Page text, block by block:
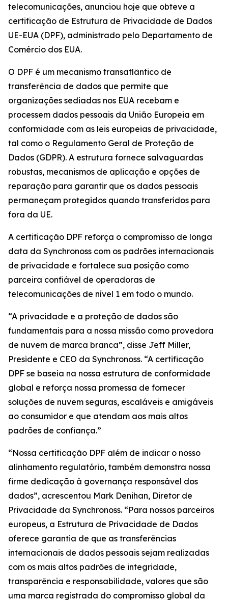
telecomunicações, anunciou hoje que obteve a
certificação de Estrutura de Privacidade de Dados
UE-EUA (DPF), administrado pelo Departamento de
Comércio dos EUA.
O DPF é um mecanismo transatlântico de
transferência de dados que permite que
organizações sediadas nos EUA recebam e
processem dados pessoais da União Europeia em
conformidade com as leis europeias de privacidade,
tal como o Regulamento Geral de Proteção de
Dados (GDPR). A estrutura fornece salvaguardas
robustas, mecanismos de aplicação e opções de
reparação para garantir que os dados pessoais
permaneçam protegidos quando transferidos para
fora da UE.
A certificação DPF reforça o compromisso de longa
data da Synchronoss com os padrões internacionais
de privacidade e fortalece sua posição como
parceira confiável de operadoras de
telecomunicações de nível 1 em todo o mundo.
“A privacidade e a proteção de dados são
fundamentais para a nossa missão como provedora
de nuvem de marca branca”, disse Jeff Miller,
Presidente e CEO da Synchronoss. “A certificação
DPF se baseia na nossa estrutura de conformidade
global e reforça nossa promessa de fornecer
soluções de nuvem seguras, escaláveis e amigáveis
ao consumidor e que atendam aos mais altos
padrões de confiança.”
“Nossa certificação DPF além de indicar o nosso
alinhamento regulatório, também demonstra nossa
firme dedicação à governança responsável dos
dados”, acrescentou Mark Denihan, Diretor de
Privacidade da Synchronoss. “Para nossos parceiros
europeus, a Estrutura de Privacidade de Dados
oferece garantia de que as transferências
internacionais de dados pessoais sejam realizadas
com os mais altos padrões de integridade,
transparência e responsabilidade, valores que são
uma marca registrada do compromisso global da